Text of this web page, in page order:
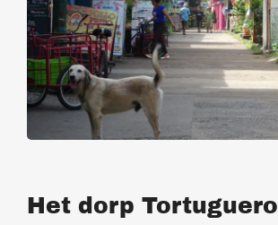
Het dorp Tortuguero